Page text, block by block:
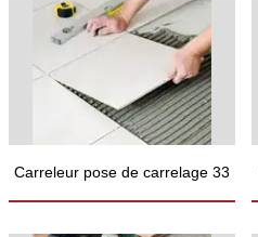
Carreleur pose de carrelage 33